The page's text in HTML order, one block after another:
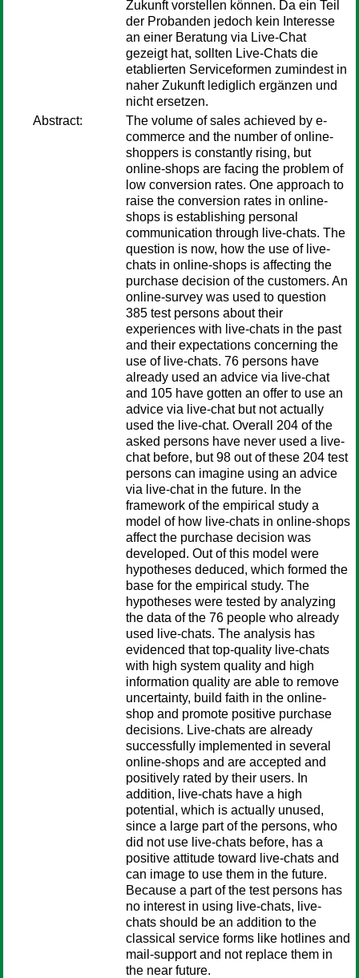
Zukunft vorstellen können. Da ein Teil
der Probanden jedoch kein Interesse
an einer Beratung via Live-Chat
gezeigt hat, sollten Live-Chats die
etablierten Serviceformen zumindest in
naher Zukunft lediglich ergänzen und
nicht ersetzen.
Abstract:
The volume of sales achieved by e-
commerce and the number of online-
shoppers is constantly rising, but
online-shops are facing the problem of
low conversion rates. One approach to
raise the conversion rates in online-
shops is establishing personal
communication through live-chats. The
question is now, how the use of live-
chats in online-shops is affecting the
purchase decision of the customers. An
online-survey was used to question
385 test persons about their
experiences with live-chats in the past
and their expectations concerning the
use of live-chats. 76 persons have
already used an advice via live-chat
and 105 have gotten an offer to use an
advice via live-chat but not actually
used the live-chat. Overall 204 of the
asked persons have never used a live-
chat before, but 98 out of these 204 test
persons can imagine using an advice
via live-chat in the future. In the
framework of the empirical study a
model of how live-chats in online-shops
affect the purchase decision was
developed. Out of this model were
hypotheses deduced, which formed the
base for the empirical study. The
hypotheses were tested by analyzing
the data of the 76 people who already
used live-chats. The analysis has
evidenced that top-quality live-chats
with high system quality and high
information quality are able to remove
uncertainty, build faith in the online-
shop and promote positive purchase
decisions. Live-chats are already
successfully implemented in several
online-shops and are accepted and
positively rated by their users. In
addition, live-chats have a high
potential, which is actually unused,
since a large part of the persons, who
did not use live-chats before, has a
positive attitude toward live-chats and
can image to use them in the future.
Because a part of the test persons has
no interest in using live-chats, live-
chats should be an addition to the
classical service forms like hotlines and
mail-support and not replace them in
the near future.